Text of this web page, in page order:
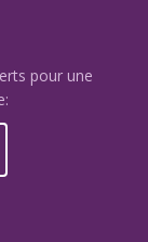
pour une